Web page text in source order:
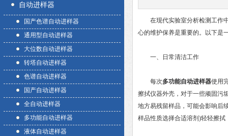
自动进样器
国产色谱自动进样器
通用型自动进样器
大位数自动进样器
转塔自动进样器
色谱自动进样器
国产自动进样器
全自动进样器
多功能自动进样器
液体自动进样器
在现代实验室分析检测工作中
心的维护保养是重要的。以下是
一、日常清洁工作
每次多功能自动进样器使用
擦拭仪器外壳，对于一些顽固污
地方易残留样品，可能会影响后
样品性质选择合适溶剂)轻轻擦拭